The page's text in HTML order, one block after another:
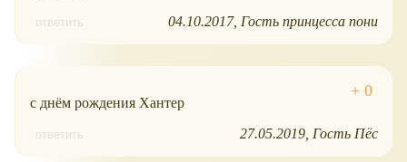
ответить 04.10.2017 Гость принцесса пони
с днём рождения Хантер
ответить 27.05.2019 Гость Пёс